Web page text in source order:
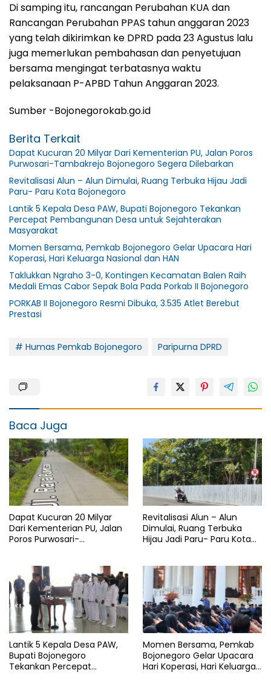
Di samping itu, rancangan Perubahan KUA dan
Rancangan Perubahan PPAS tahun anggaran 2023
yang telah dikirimkan ke DPRD pada 23 Agustus lalu
juga memerlukan pembahasan dan penyetujuan
bersama mengingat terbatasnya waktu
pelaksanaan P-APBD Tahun Anggaran 2023.
Sumber -Bojonegorokab.go.id
Berita Terkait
Dapat Kucuran 20 Milyar Dari Kementerian PU, Jalan Poros
Purwosari-Tambakrejo Bojonegoro Segera Dilebarkan
Revitalisasi Alun – Alun Dimulai, Ruang Terbuka Hijau Jadi
Paru- Paru Kota Bojonegoro
Lantik 5 Kepala Desa PAW, Bupati Bojonegoro Tekankan
Percepat Pembangunan Desa untuk Sejahterakan
Masyarakat
Momen Bersama, Pemkab Bojonegoro Gelar Upacara Hari
Koperasi, Hari Keluarga Nasional dan HAN
Taklukkan Ngraho 3-0, Kontingen Kecamatan Balen Raih
Medali Emas Cabor Sepak Bola Pada Porkab II Bojonegoro
PORKAB II Bojonegoro Resmi Dibuka, 3.535 Atlet Berebut
Prestasi
# Humas Pemkab Bojonegoro Paripurna DPRD
Baca Juga
Dapat Kucuran 20 Milyar
Dari Kementerian PU, Jalan
Poros Purwosari-
Revitalisasi Alun – Alun
Dimulai, Ruang Terbuka
Hijau Jadi Paru- Paru Kota
Lantik 5 Kepala Desa PAW,
Bupati Bojonegoro
Tekankan Percepat
Momen Bersama, Pemkab
Bojonegoro Gelar Upacara
Hari Koperasi, Hari Keluarga